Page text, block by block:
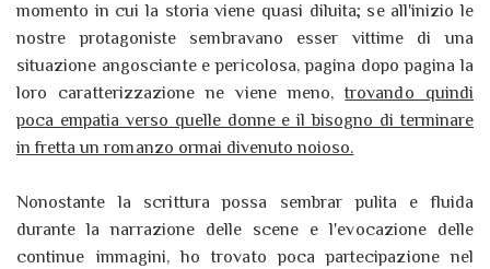
momento in cui la storia viene quasi diluita; se all'inizio le
nostre protagoniste sembravano esser vittime di una
situazione angosciante e pericolosa, pagina dopo pagina la
loro caratterizzazione ne viene meno,trovando quindi
poca empatia verso quelle donne e il bisogno di terminare
in fretta un romanzo ormai divenuto noioso.
Nonostante la scrittura possa sembrar pulita e fluida
durante la narrazione delle scene e l'evocazione delle
continue immagini, ho trovato poca partecipazione nel